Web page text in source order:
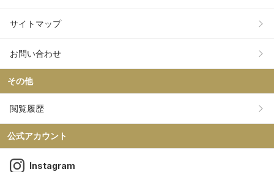
サイトマップ
お問い合わせ
その他
閲覧履歴
公式アカウント
Instagram